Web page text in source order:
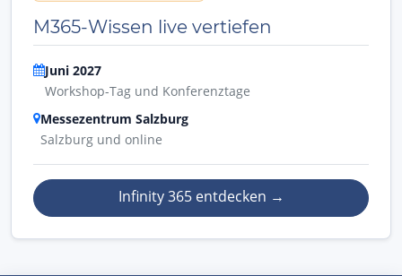
M365-Wissen live vertiefen
Juni 2027
Workshop-Tag und Konferenztage
Messezentrum Salzburg
Salzburg und online
Infinity 365 entdecken →